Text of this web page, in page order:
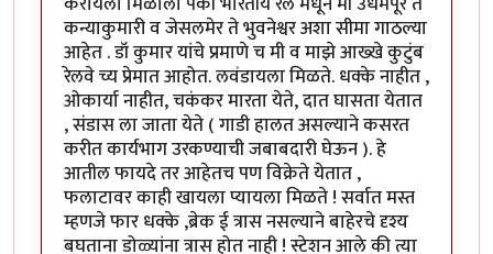
कन्याकुमारी व जेसलमेर ते भुवनेश्वर अशा सीमा गाठल्या
आहेत . डॉ कुमार यांचे प्रमाणे च मी व माझे आख्खे कुटुंब
रेलवे च्य प्रेमात आहोत. लवंडायला मिळते. धक्के नाहीत ,
ओकार्या नाहीत, चकंकर मारता येते, दात घासता येतात
, संडास ला जाता येते ( गाडी हालत असल्याने कसरत
करीत कार्यभाग उरकण्याची जबाबदारी घेऊन ). हे
आतील फायदे तर आहेतच पण विक्रेते येतात ,
फलाटावर काही खायला प्यायला मिळते ! सर्वात मस्त
म्हणजे फार धक्के ,ब्रेक ई त्रास नसल्याने बाहेरचे दृश्य
बघताना डोळ्यांना त्रास होत नाही ! स्टेशन आले की त्या